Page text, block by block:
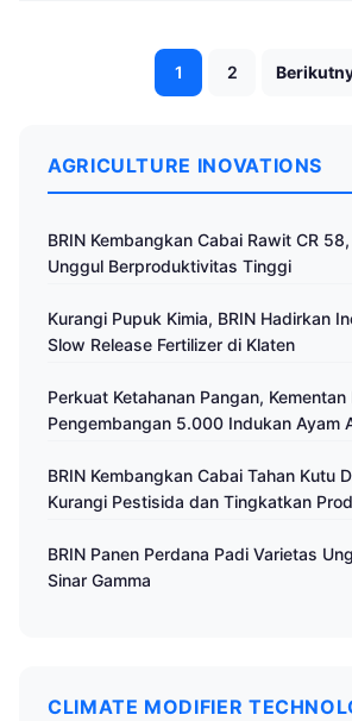
1 2
AGRICULTURE INOVATIONS
BRIN Kembangkan Cabai Rawit CR
Unggul Berproduktivitas Tinggi
Kurangi Pupuk Kimia, BRIN Hadirkan
Slow Release Fertilizer di Klaten
Perkuat Ketahanan Pangan, Kementan
Pengembangan 5.000 Indukan Ayam
BRIN Kembangkan Cabai Tahan Kutu
Kurangi Pestisida dan Tingkatkan
BRIN Panen Perdana Padi Varietas
Sinar Gamma
CLIMATE MODIFIER